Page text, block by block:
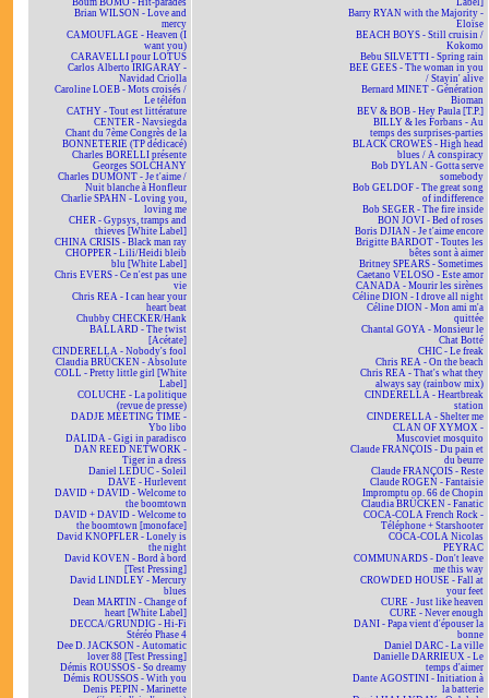
Boum BOMO - Hit-parades
Brian WILSON - Love and
mercy
CAMOUFLAGE - Heaven (I
want you)
CARAVELLI pour LOTUS
Carlos Alberto IRIGARAY -
Navidad Criolla
Caroline LOEB - Mots croisés /
Le téléfon
CATHY - Tout est littérature
CENTER - Navsiegda
Chant du 7ème Congrès de la
BONNETERIE (TP dédicacé)
Charles BORELLI présente
Georges SOLCHANY
Charles DUMONT - Je t'aime /
Nuit blanche à Honfleur
Charlie SPAHN - Loving you,
loving me
CHER - Gypsys, tramps and
thieves [White Label]
CHINA CRISIS - Black man ray
CHOPPER - Lili/Heidi bleib
blu [White Label]
Chris EVERS - Ce n'est pas une
vie
Chris REA - I can hear your
heart beat
Chubby CHECKER/Hank
BALLARD - The twist
[Acétate]
CINDERELLA - Nobody's fool
Claudia BRÜCKEN - Absolute
COLL - Pretty little girl [White
Label]
COLUCHE - La politique
(revue de presse)
DADJE MEETING TIME -
Ybo libo
DALIDA - Gigi in paradisco
DAN REED NETWORK -
Tiger in a dress
Daniel LEDUC - Soleil
DAVE - Hurlevent
DAVID + DAVID - Welcome to
the boomtown
DAVID + DAVID - Welcome to
the boomtown [monoface]
David KNOPFLER - Lonely is
the night
David KOVEN - Bord à bord
[Test Pressing]
David LINDLEY - Mercury
blues
Dean MARTIN - Change of
heart [White Label]
DECCA/GRUNDIG - Hi-Fi
Stéréo Phase 4
Dee D. JACKSON - Automatic
lover 88 [Test Pressing]
Démis ROUSSOS - So dreamy
Démis ROUSSOS - With you
Denis PEPIN - Marinette
Label]
Barry RYAN with the Majority -
Eloïse
BEACH BOYS - Still cruisin /
Kokomo
Bebu SILVETTI - Spring rain
BEE GEES - The woman in you
/ Stayin' alive
Bernard MINET - Génération
Bioman
BEV & BOB - Hey Paula [T.P.]
BILLY & les Forbans - Au
temps des surprises-parties
BLACK CROWES - High head
blues / A conspiracy
Bob DYLAN - Gotta serve
somebody
Bob GELDOF - The great song
of indifference
Bob SEGER - The fire inside
BON JOVI - Bed of roses
Boris DJIAN - Je t'aime encore
Brigitte BARDOT - Toutes les
bêtes sont à aimer
Britney SPEARS - Sometimes
Caetano VELOSO - Este amor
CANADA - Mourir les sirènes
Céline DION - I drove all night
Céline DION - Mon ami m'a
quittée
Chantal GOYA - Monsieur le
Chat Botté
CHIC - Le freak
Chris REA - On the beach
Chris REA - That's what they
always say (rainbow mix)
CINDERELLA - Heartbreak
station
CINDERELLA - Shelter me
CLAN OF XYMOX -
Muscoviet mosquito
Claude FRANÇOIS - Du pain et
du beurre
Claude FRANÇOIS - Reste
Claude ROGEN - Fantaisie
Impromptu op. 66 de Chopin
Claudia BRÜCKEN - Fanatic
COCA-COLA French Rock -
Téléphone + Starshooter
COCA-COLA Nicolas
PEYRAC
COMMUNARDS - Don't leave
me this way
CROWDED HOUSE - Fall at
your feet
CURE - Just like heaven
CURE - Never enough
DANI - Papa vient d'épouser la
bonne
Daniel DARC - La ville
Danielle DARRIEUX - Le
temps d'aimer
Dante AGOSTINI - Initiation à
la batterie